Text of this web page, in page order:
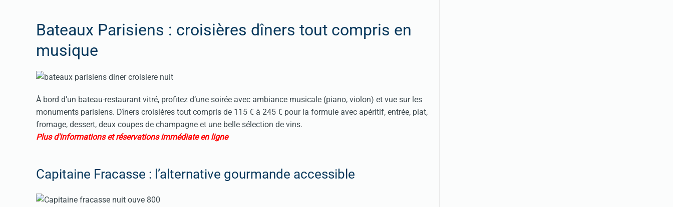
Bateaux Parisiens : croisières dîners tout compris en
musique
À bord d’un bateau-restaurant vitré, profitez d’une soirée avec ambiance musicale (piano, violon) et vue sur les
monuments parisiens. Dîners croisières tout compris de 115 € à 245 € pour la formule avec apéritif, entrée, plat,
fromage, dessert, deux coupes de champagne et une belle sélection de vins.
Plus d'informations et réservations immédiate en ligne
Capitaine Fracasse : l’alternative gourmande accessible